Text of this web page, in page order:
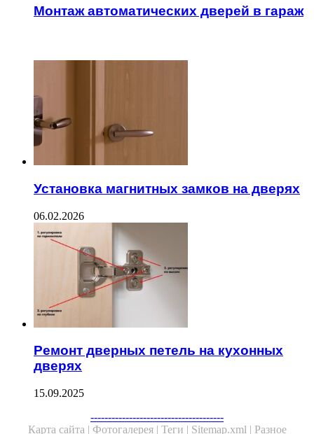
Монтаж автоматических дверей в гараж
Установка магнитных замков на дверях
06.02.2026
Ремонт дверных петель на кухонных
дверях
15.09.2025
--------------------------------------
Карта сайта | Фотогалерея | Теги | Sitemap.xml | Разное